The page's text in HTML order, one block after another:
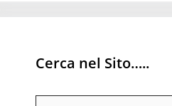
Cerca nel Sito…..